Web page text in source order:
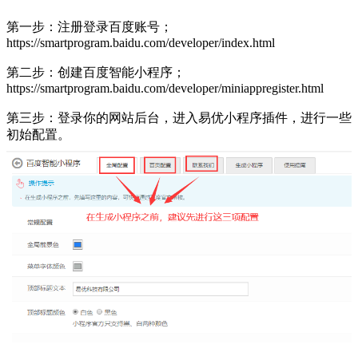
第一步：注册登录百度账号；
https://smartprogram.baidu.com/developer/index.html
第二步：创建百度智能小程序；
https://smartprogram.baidu.com/developer/miniappregister.html
第三步：登录你的网站后台，进入易优小程序插件，进行一些
初始配置。